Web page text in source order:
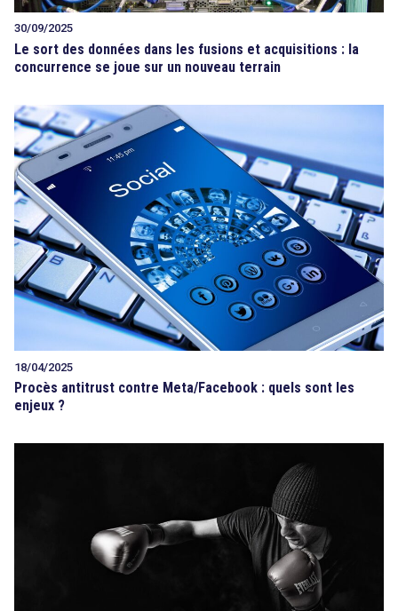
30/09/2025
Le sort des données dans les fusions et acquisitions : la
concurrence se joue sur un nouveau terrain
18/04/2025
Procès antitrust contre Meta/Facebook : quels sont les
enjeux ?